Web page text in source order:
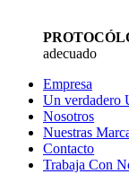
adecuado
Empresa
Un verdadero
Nosotros
Nuestras
Contacto
Trabaja Con